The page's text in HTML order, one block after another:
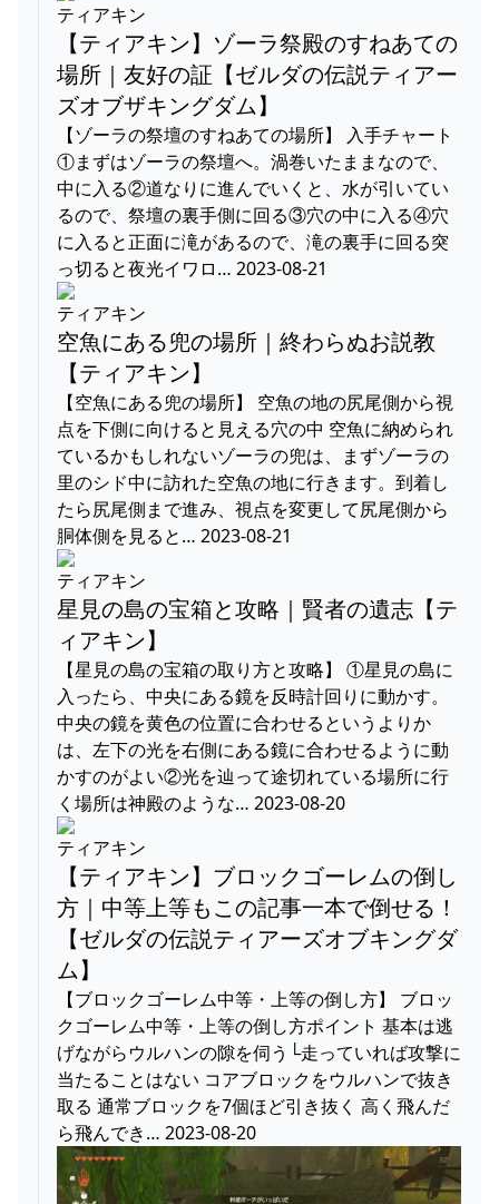
ティアキン
【ティアキン】ゾーラ祭殿のすねあての
場所｜友好の証【ゼルダの伝説ティアー
ズオブザキングダム】
【ゾーラの祭壇のすねあての場所】 入手チャート
①まずはゾーラの祭壇へ。渦巻いたままなので、
中に入る②道なりに進んでいくと、水が引いてい
るので、祭壇の裏手側に回る③穴の中に入る④穴
に入ると正面に滝があるので、滝の裏手に回る突
っ切ると夜光イワロ… 2023-08-21
ティアキン
空魚にある兜の場所｜終わらぬお説教
【ティアキン】
【空魚にある兜の場所】 空魚の地の尻尾側から視
点を下側に向けると見える穴の中 空魚に納められ
ているかもしれないゾーラの兜は、まずゾーラの
里のシド中に訪れた空魚の地に行きます。到着し
たら尻尾側まで進み、視点を変更して尻尾側から
胴体側を見ると… 2023-08-21
ティアキン
星見の島の宝箱と攻略｜賢者の遺志【テ
ィアキン】
【星見の島の宝箱の取り方と攻略】 ①星見の島に
入ったら、中央にある鏡を反時計回りに動かす。
中央の鏡を黄色の位置に合わせるというよりか
は、左下の光を右側にある鏡に合わせるように動
かすのがよい②光を辿って途切れている場所に行
く場所は神殿のような… 2023-08-20
ティアキン
【ティアキン】ブロックゴーレムの倒し
方｜中等上等もこの記事一本で倒せる！
【ゼルダの伝説ティアーズオブキングダ
ム】
【ブロックゴーレム中等・上等の倒し方】 ブロッ
クゴーレム中等・上等の倒し方ポイント 基本は逃
げながらウルハンの隙を伺う└走っていれば攻撃に
当たることはない コアブロックをウルハンで抜き
取る 通常ブロックを7個ほど引き抜く 高く飛んだ
ら飛んでき… 2023-08-20